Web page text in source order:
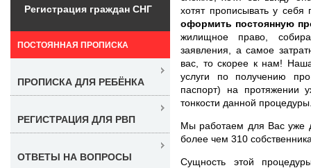
хотят прописывать у
оформить постоянную
жилищное право,
заявления, а самое
вас, то скорее к нам!
услуги по получению
паспорт) на
тонкости данной
Мы работаем для Вас уже
более чем 310
Сущность этой
Регистрация граждан СНГ
ПОСТОЯННАЯ ПРОПИСКА
ПРОПИСКА ДЛЯ РЕБЁНКА
РЕГИСТРАЦИЯ ДЛЯ РВП
ОТВЕТЫ НА ВОПРОСЫ